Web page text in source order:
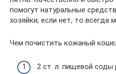
помогут натуральные
хозяйки, если нет, то всегда
Чем почистить кожаный
2 ст. л. пищевой соды